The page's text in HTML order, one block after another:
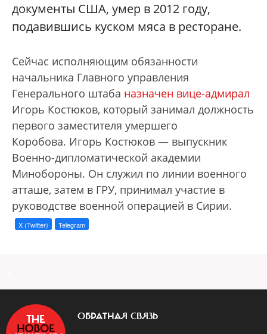
документы США, умер в 2012 году,
подавившись куском мяса в ресторане.
Сейчас исполняющим обязанности
начальника Главного управления
Генерального штаба назначен вице-адмирал
Игорь Костюков, который занимал должность
первого заместителя умершего
Коробова. Игорь Костюков — выпускник
Военно-дипломатической академии
Минобороны. Он служил по линии военного
атташе, затем в ГРУ, принимал участие в
руководстве военной операцией в Сирии.
X (Twitter) Telegram
ОБРАТНАЯ СВЯЗЬ